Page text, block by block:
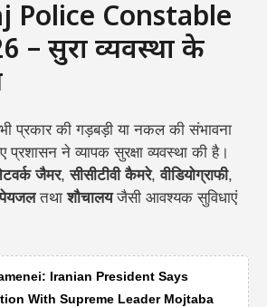
Police Constable
– सुरक्षा व्यवस्था के
भी प्रकार की गड़बड़ी या नकल की संभावना
ने व्यापक सुरक्षा व्यवस्था की है।
जैमर,सीसीटीवी कैमरे,वीडियोग्राफी,
पेयजलतथाशौचालयजैसी आवश्यक सुविधाएं
Iranian President Says
With Supreme Leader Mojtaba